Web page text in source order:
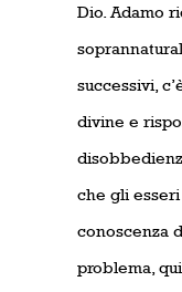
Dio. Adamo
successivi,
divine e
che gli
conoscenza
problema,